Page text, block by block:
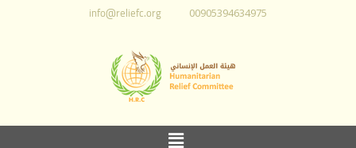
00905394634975
info@reliefc.org